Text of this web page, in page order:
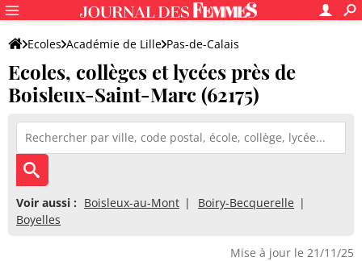
Ecoles Académie de Lille Pas-de-Calais
Ecoles, collèges et lycées près de
Boisleux-Saint-Marc (62175)
Voir aussi : Boisleux-au-Mont
Boiry-Becquerelle
Boyelles
Mise à jour le 21/11/25